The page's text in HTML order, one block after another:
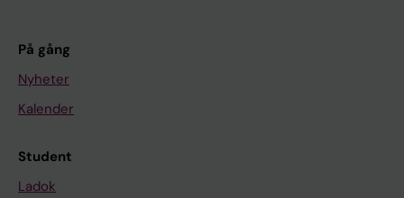
På gång
Nyheter
Kalender
Student
Ladok